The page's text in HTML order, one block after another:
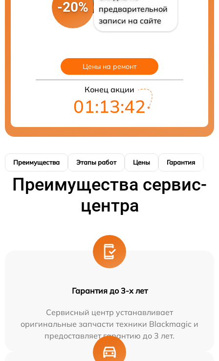
-20%
предварительной
записи на сайте
Цены на ремонт
Конец акции
01:13:41
Преимущества Этапы работ Цены Гарантия
Преимущества сервис-
центра
Гарантия до 3-х лет
Сервисный центр устанавливает
оригинальные запчасти техники Blackmagic и
предоставляет гарантию до 3 лет.